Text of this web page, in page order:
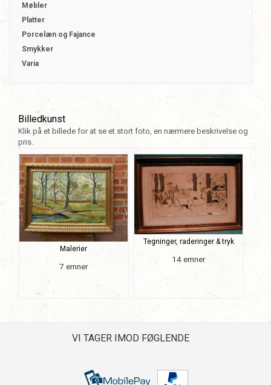
Møbler
Platter
Porcelæn og Fajance
Smykker
Varia
Billedkunst
Klik på et billede for at se et stort foto, en nærmere beskrivelse og
pris.
Malerier
7 emner
Tegninger, raderinger & tryk
14 emner
VI TAGER IMOD FØGLENDE